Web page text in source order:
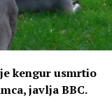
kengur usmrtio
javlja BBC.